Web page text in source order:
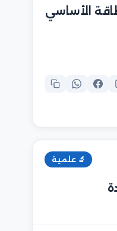
الأساسي
🔬 علمية